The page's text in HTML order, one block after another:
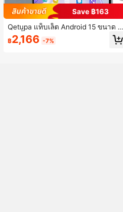
Save ฿163
Qetupa แท็บเล็ต Android 15 ขนาด 1
0.1 นิ้ว Z50 RAM 3GB+ROM 64GB,
โปรเซสเซอร์ MTK 6755 Octa-Core 1.
฿2,166 -7%